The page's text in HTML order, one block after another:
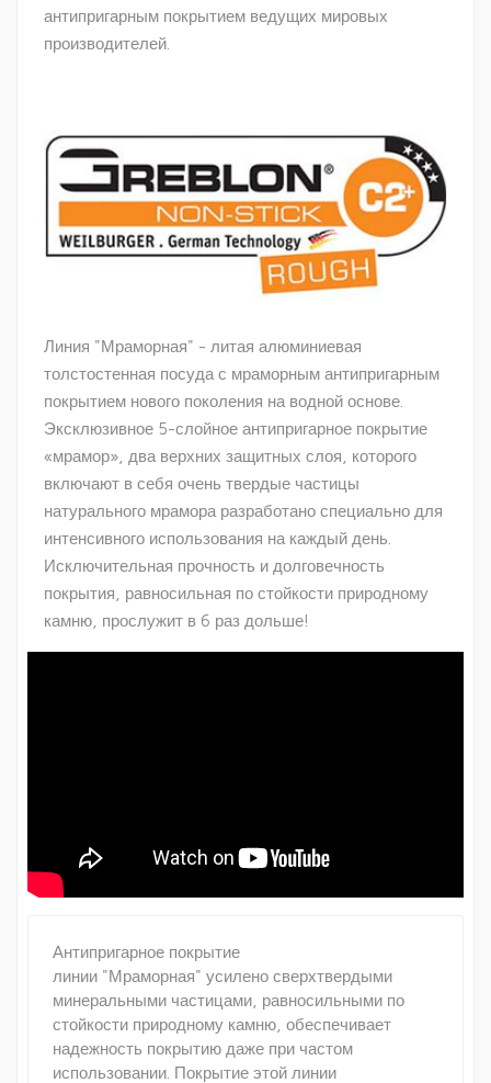
антипригарным покрытием ведущих мировых
производителей.
Линия "Мраморная" - литая алюминиевая
толстостенная посуда с мраморным антипригарным
покрытием нового поколения на водной основе.
Эксклюзивное 5-слойное антипригарное покрытие
«мрамор», два верхних защитных слоя, которого
включают в себя очень твердые частицы
натурального мрамора разработано специально для
интенсивного использования на каждый день.
Исключительная прочность и долговечность
покрытия, равносильная по стойкости природному
камню, прослужит в 6 раз дольше!
Антипригарное покрытие
линии "Мраморная" усилено сверхтвердыми
минеральными частицами, равносильными по
стойкости природному камню, обеспечивает
надежность покрытию даже при частом
использовании. Покрытие этой линии